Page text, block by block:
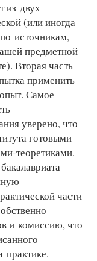
из двух
(или иногда
источникам,
предметной
Вторая часть
применить
Самое
уверено, что
готовыми
теоретиками.
части
и комиссию, что
практике.